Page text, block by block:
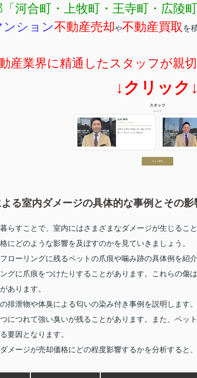
河合町・上牧町・王寺町・広陵町
ンション不動産売却や不動産買取 を
産業界に精通したスタッフが親
↓クリック↓
る室内ダメージの具体的な事例とその影
らすことで、室内にはさまざまなダメージが生じるこ
にどのような影響を及ぼすのかを見ていきましょう。
ローリングに残るペットの爪痕や噛み跡の具体例を紹
グに爪痕をつけたりすることがあります。これらの傷
あります。
排泄物や体臭による匂いの染み付き事例を説明します
につれて強い臭いが残ることがあります。また、ペッ
要因となります。
メージが売却価格にどの程度影響するかを分析すると